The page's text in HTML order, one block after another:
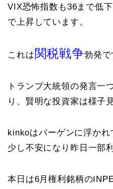
VIX恐怖指数も36まで低
で上昇しています。
これは 関税戦争勃発
トランプ大統領の発言一
り、賢明な投資家は様子
kinkoはバーゲンに浮かれ
少し不安になり昨日一部
本日は6月権利銘柄の